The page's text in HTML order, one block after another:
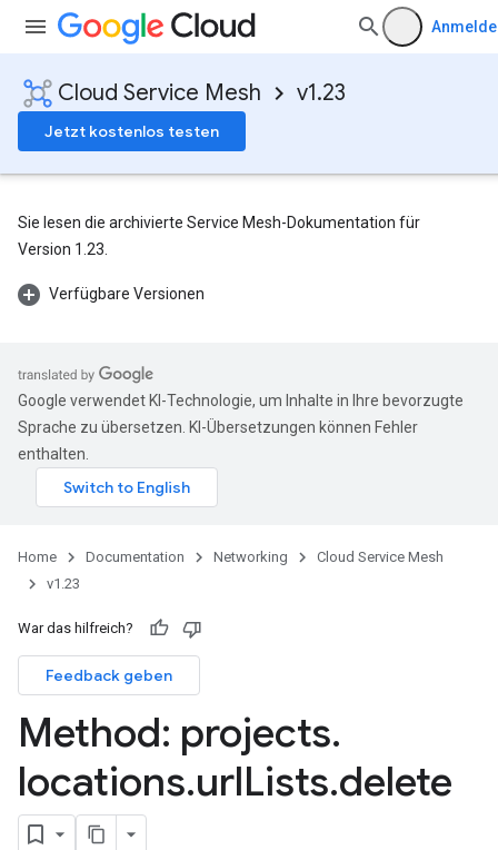
Cloud Service Mesh v1.23
Jetzt kostenlos testen
Sie lesen die archivierte Service Mesh-Dokumentation für
Version 1.23.
Verfügbare Versionen
Google verwendet KI-Technologie, um Inhalte in Ihre bevorzugte
Sprache zu übersetzen. KI-Übersetzungen können Fehler
enthalten.
Home Documentation Networking
Cloud Service Mesh
v1.23
War das hilfreich?
Feedback geben
Method: projects.
locations.urlLists.delete